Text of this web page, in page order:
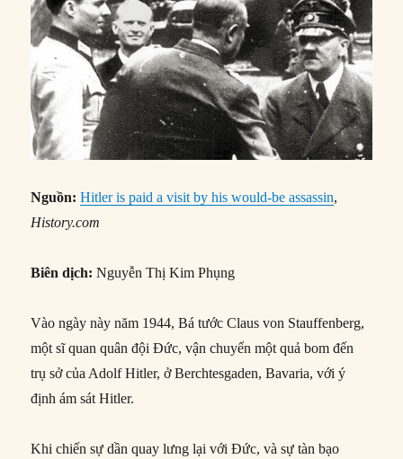
Nguồn: Hitler is paid a visit by his would-be assassin,
History.com
Biên dịch: Nguyễn Thị Kim Phụng
Vào ngày này năm 1944, Bá tước Claus von Stauffenberg,
một sĩ quan quân đội Đức, vận chuyển một quả bom đến
trụ sở của Adolf Hitler, ở Berchtesgaden, Bavaria, với ý
định ám sát Hitler.
Khi chiến sự dần quay lưng lại với Đức, và sự tàn bạo